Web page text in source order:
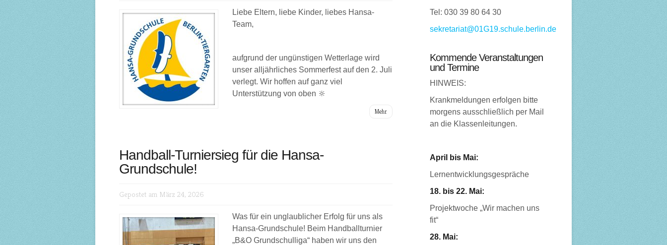
Liebe Eltern, liebe Kinder, liebes Hansa-
Team,
aufgrund der ungünstigen Wetterlage wird
unser alljährliches Sommerfest auf den 2. Juli
verlegt. Wir hoffen auf ganz viel
Unterstützung von oben 🔆
Mehr
Handball-Turniersieg für die Hansa-
Grundschule!
Gepostet am März 24, 2026
Was für ein unglaublicher Erfolg für uns als
Hansa-Grundschule! Beim Handballturnier
„B&O Grundschulliga“ haben wir uns den
Tel: 030 39 80 64 30
sekretariat@01G19.schule.berlin.de
Kommende Veranstaltungen
und Termine
HINWEIS:
Krankmeldungen erfolgen bitte
morgens ausschließlich per Mail
an die Klassenleitungen.
April bis Mai:
Lernentwicklungsgespräche
18. bis 22. Mai:
Projektwoche „Wir machen uns
fit“
28. Mai: